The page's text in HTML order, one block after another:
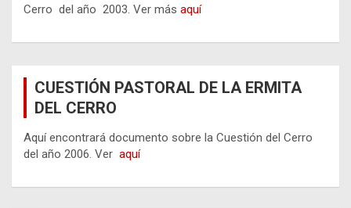
Cerro del año 2003. Ver más aquí
CUESTIÓN PASTORAL DE LA ERMITA
DEL CERRO
Aquí encontrará documento sobre la Cuestión del Cerro
del año 2006. Ver aquí